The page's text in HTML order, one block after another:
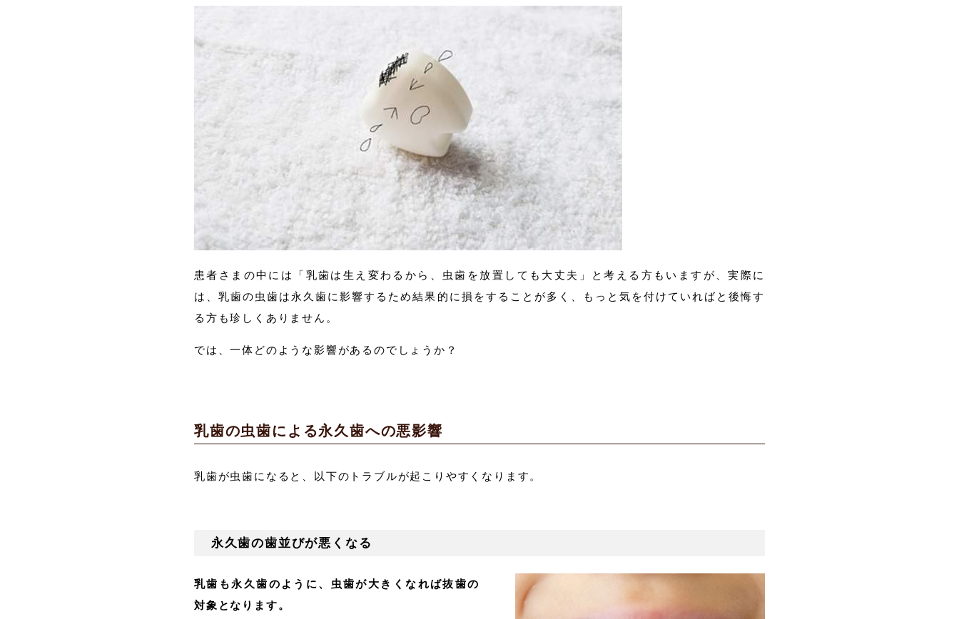
患者さまの中には「乳歯は生え変わるから、虫歯を放置しても大丈夫」と考える方もいますが、実際に
は、乳歯の虫歯は永久歯に影響するため結果的に損をすることが多く、もっと気を付けていればと後悔す
る方も珍しくありません。
では、一体どのような影響があるのでしょうか？
乳歯の虫歯による永久歯への悪影響
乳歯が虫歯になると、以下のトラブルが起こりやすくなります。
永久歯の歯並びが悪くなる
乳歯も永久歯のように、虫歯が大きくなれば抜歯の
対象となります。